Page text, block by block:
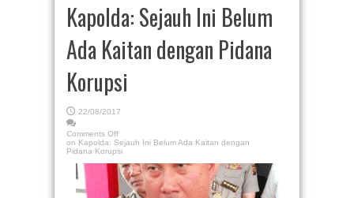
Kapolda: Sejauh Ini Belum
Ada Kaitan dengan Pidana
Korupsi
22/08/2017
Comments Off
on Kapolda: Sejauh Ini Belum Ada Kaitan dengan
Pidana Korupsi